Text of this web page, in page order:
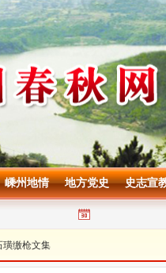
嵊州地情 地方党史 史志宣
璜缴枪文集